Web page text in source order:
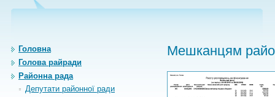
Головна
Голова райради
Районна рада
Депутати районної ради
Мешканцям